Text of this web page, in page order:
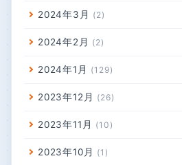
2024年3月 2
2024年2月 2
2024年1月 129
2023年12月 26
2023年11月 10
2023年10月 1